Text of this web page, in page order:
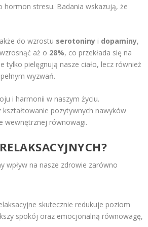
hormon stresu. Badania wskazują, że
do wzrostu serotoniny i dopaminy,
aż o 28%, co przekłada się na
tylko pielęgnują nasze ciało, lecz również
wyzwań.
i harmonii w naszym życiu.
pozytywnych nawyków
wewnętrznej równowagi.
wpływ na nasze zdrowie zarówno
skutecznie redukuje poziom
spokój oraz emocjonalną równowagę,